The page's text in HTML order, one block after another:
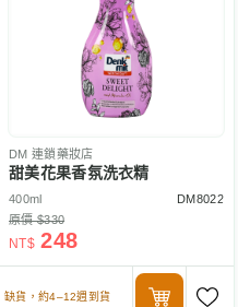
DM 連鎖藥妝店
甜美花果香氛洗衣精
400ml
DM8022
原價 $330
NT$ 248
缺貨，約4–12週到貨